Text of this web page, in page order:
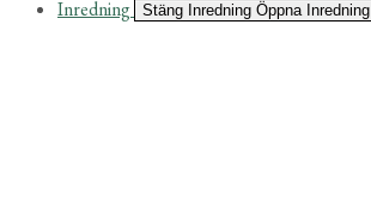
Inredning
Stäng Inredning Öppna Inredning